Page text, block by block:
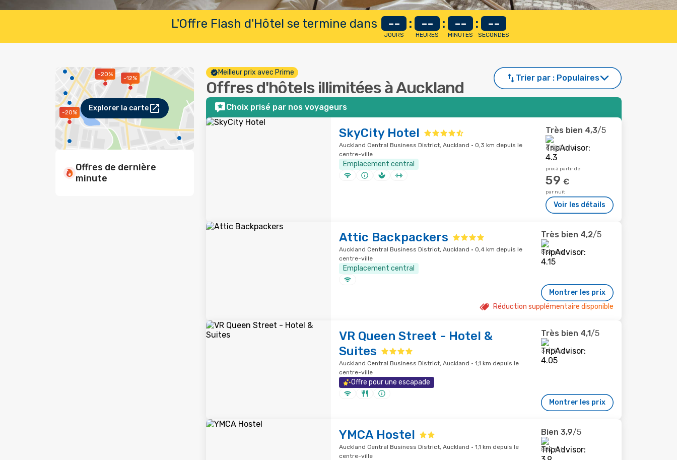
L'Offre Flash d'Hôtel se termine dans --
JOURS
: --
HEURES
: --
MINUTES
: --
SECONDES
-20%
-20%
-12%
Explorer la carte
Offres de dernière
minute
Meilleur prix avec Prime
Offres d'hôtels illimitées à Auckland
Trier par : Populaires
Choix prisé par nos voyageurs
SkyCity Hotel
Auckland Central Business District, Auckland · 0,3 km depuis le
centre-ville
Emplacement central
Très bien 4,3/5
6 330 avis
prix à partir de
59 €
par nuit
Voir les détails
Attic Backpackers
Auckland Central Business District, Auckland · 0,4 km depuis le
centre-ville
Emplacement central
Très bien 4,2/5
851 avis
Montrer les prix
Réduction supplémentaire disponible
VR Queen Street - Hotel &
Suites
Auckland Central Business District, Auckland · 1,1 km depuis le
centre-ville
Offre pour une escapade
Très bien 4,1/5
3 479 avis
Montrer les prix
YMCA Hostel
Auckland Central Business District, Auckland · 1,1 km depuis le
centre-ville
Bien 3,9/5
887 avis